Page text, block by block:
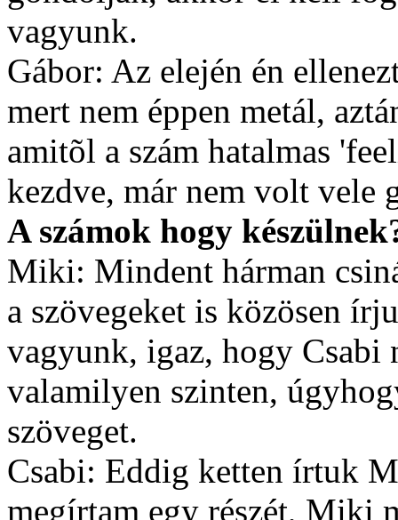
vagyunk.
Gábor: Az elején én
mert nem éppen metál,
amitõl a szám hatalmas
kezdve, már nem volt vele
A számok hogy
Miki: Mindent hárman
a szövegeket is közösen
vagyunk, igaz, hogy Csabi
valamilyen szinten,
szöveget.
Csabi: Eddig ketten írtuk
megírtam egy részét, Miki